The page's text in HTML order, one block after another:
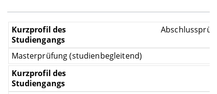
Masterprüfung (studienbegleitend)